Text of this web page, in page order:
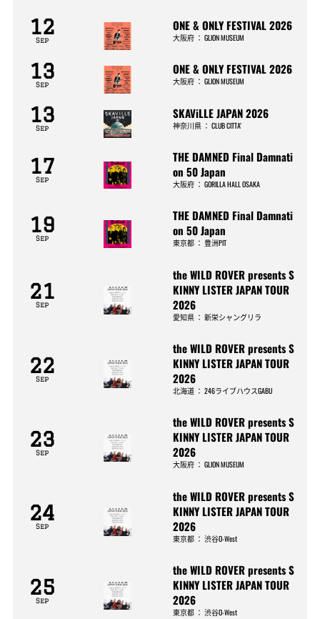
12
Sep
ONE & ONLY FESTIVAL 2026
大阪府 ：GLION MUSEUM
13
Sep
ONE & ONLY FESTIVAL 2026
大阪府 ：GLION MUSEUM
13
Sep
SKAViLLE JAPAN 2026
神奈川県 ：CLUB CITTA’
17
Sep
THE DAMNED Final Damnati
on 50 Japan
大阪府 ：GORILLA HALL OSAKA
19
Sep
THE DAMNED Final Damnati
on 50 Japan
東京都 ：豊洲PIT
21
Sep
the WILD ROVER presents S
KINNY LISTER JAPAN TOUR
2026
愛知県 ：新栄シャングリラ
22
Sep
the WILD ROVER presents S
KINNY LISTER JAPAN TOUR
2026
北海道 ：246ライブハウスGABU
23
Sep
the WILD ROVER presents S
KINNY LISTER JAPAN TOUR
2026
大阪府 ：GLION MUSEUM
24
Sep
the WILD ROVER presents S
KINNY LISTER JAPAN TOUR
2026
東京都 ：渋谷O-West
25
Sep
the WILD ROVER presents S
KINNY LISTER JAPAN TOUR
2026
東京都 ：渋谷O-West